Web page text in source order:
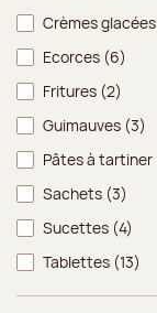
Crèmes glacées
Ecorces (6)
Fritures (2)
Guimauves (3)
Pâtes à tartiner
Sachets (3)
Sucettes (4)
Tablettes (13)